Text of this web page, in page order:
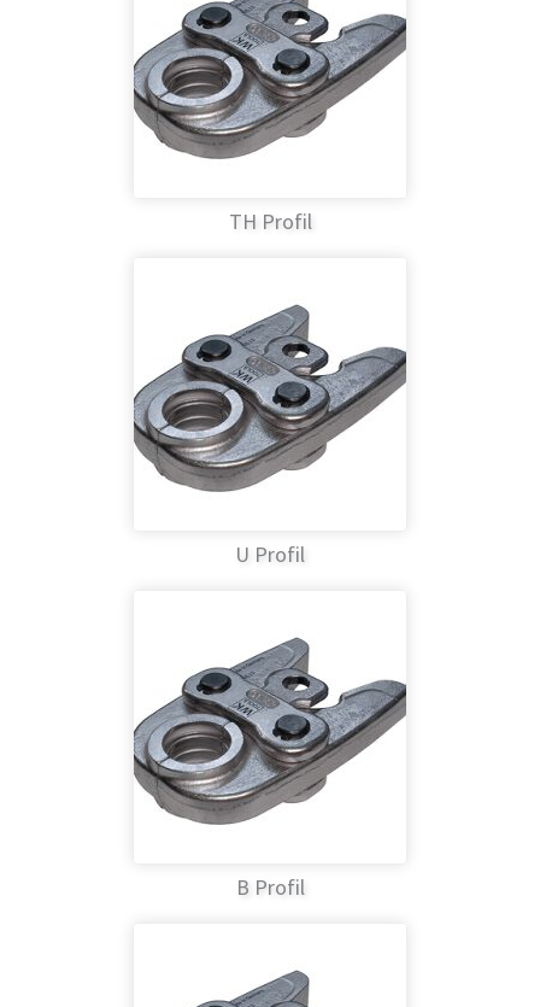
TH Profil
U Profil
B Profil